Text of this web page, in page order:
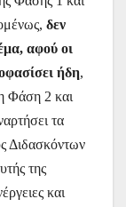
δεν
αφού οι
ήδη,
Φάση 2 και
τα
Διδασκόντων
της
και